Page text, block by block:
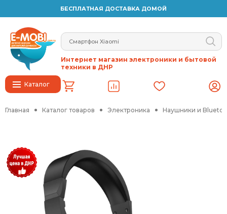
БЕСПЛАТНАЯ ДОСТАВКА ДОМОЙ
Каталог
Интернет магазин электроники и бытовой
техники в ДНР
Главная Каталог товаров Электроника Наушники и